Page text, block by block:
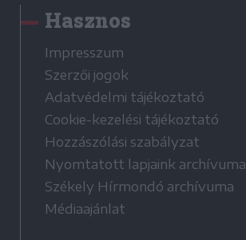
Hasznos
Impresszum
Szerzői jogok
Adatvédelmi tájékoztató
Cookie-kezelési tájékoztató
Hozzászólási szabályzat
Nyomtatott lapjaink archívuma
Székely Hírmondó archívuma
Médiaajánlat